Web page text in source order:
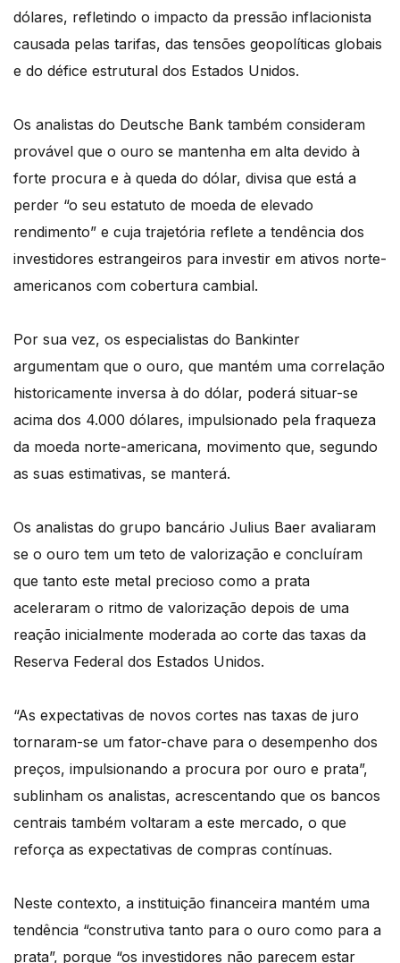
dólares, refletindo o impacto da pressão inflacionista
causada pelas tarifas, das tensões geopolíticas globais
e do défice estrutural dos Estados Unidos.
Os analistas do Deutsche Bank também consideram
provável que o ouro se mantenha em alta devido à
forte procura e à queda do dólar, divisa que está a
perder “o seu estatuto de moeda de elevado
rendimento” e cuja trajetória reflete a tendência dos
investidores estrangeiros para investir em ativos norte-
americanos com cobertura cambial.
Por sua vez, os especialistas do Bankinter
argumentam que o ouro, que mantém uma correlação
historicamente inversa à do dólar, poderá situar-se
acima dos 4.000 dólares, impulsionado pela fraqueza
da moeda norte-americana, movimento que, segundo
as suas estimativas, se manterá.
Os analistas do grupo bancário Julius Baer avaliaram
se o ouro tem um teto de valorização e concluíram
que tanto este metal precioso como a prata
aceleraram o ritmo de valorização depois de uma
reação inicialmente moderada ao corte das taxas da
Reserva Federal dos Estados Unidos.
“As expectativas de novos cortes nas taxas de juro
tornaram-se um fator-chave para o desempenho dos
preços, impulsionando a procura por ouro e prata”,
sublinham os analistas, acrescentando que os bancos
centrais também voltaram a este mercado, o que
reforça as expectativas de compras contínuas.
Neste contexto, a instituição financeira mantém uma
tendência “construtiva tanto para o ouro como para a
prata”, porque “os investidores não parecem estar